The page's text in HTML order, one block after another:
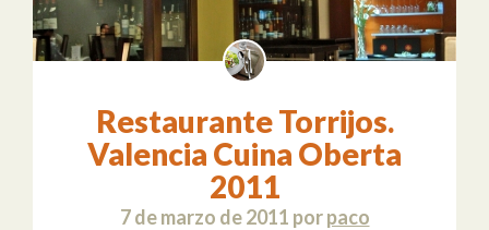
Restaurante Torrijos.
Valencia Cuina Oberta
2011
7 de marzo de 2011 porpaco